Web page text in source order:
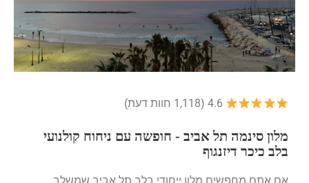
מלון סינמה תל אביב - חופשה עם ניחוח קולנועי
בלב כיכר דיזנגוף